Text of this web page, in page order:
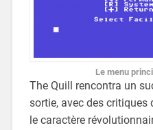
Le menu
The Quill rencontra un
sortie, avec des critiques
le caractère